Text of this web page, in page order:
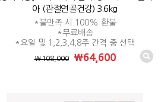
아 (관절연골건강) 3.6kg
*불만족 시 100% 환불
*무료배송
*요일 및 1,2,3,4,8주 간격 중 선택
₩108,000 ₩64,600